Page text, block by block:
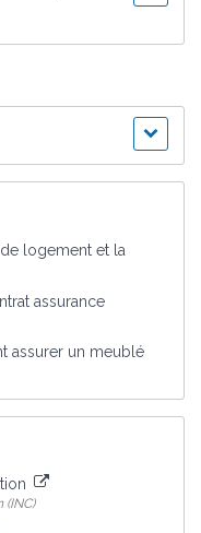
logement et la
assurance
assurer un meublé